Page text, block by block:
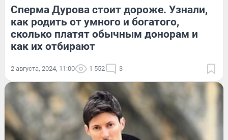
Сперма Дурова стоит дороже. Узнали,
как родить от умного и богатого,
сколько платят обычным донорам и
как их отбирают
2 августа, 2024, 11:00 1 552 3